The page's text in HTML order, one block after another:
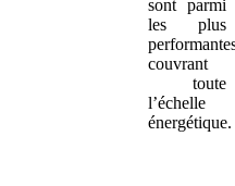
sont parmi
les plus
couvrant
toute
l’échelle
énergétique.